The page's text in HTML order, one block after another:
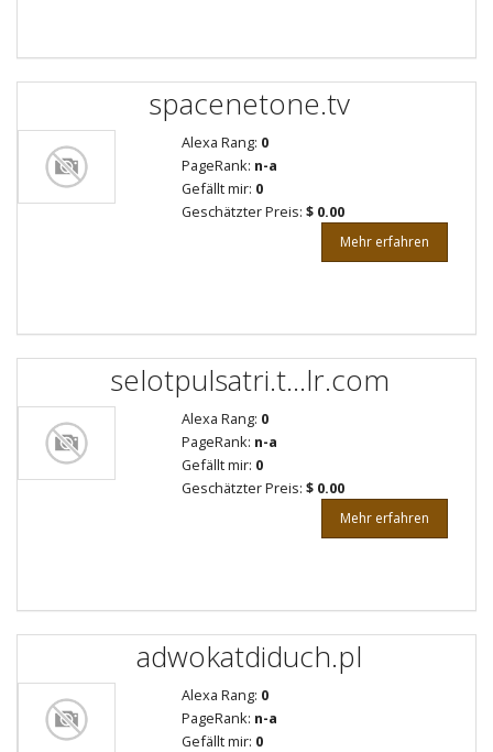
spacenetone.tv
Alexa Rang: 0
PageRank: n-a
Gefällt mir: 0
Geschätzter Preis: $ 0.00
Mehr erfahren
selotpulsatri.t...lr.com
Alexa Rang: 0
PageRank: n-a
Gefällt mir: 0
Geschätzter Preis: $ 0.00
Mehr erfahren
adwokatdiduch.pl
Alexa Rang: 0
PageRank: n-a
Gefällt mir: 0